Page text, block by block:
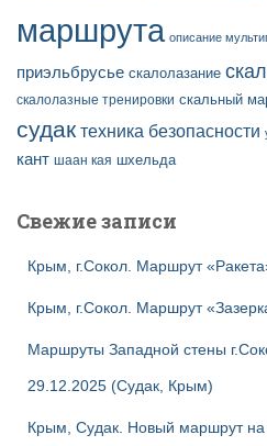
маршрута описание
приэльбрусье скалолазание
скалолазные тренировки скальный
судак техника безопасности
кант шаан кая шхельда
Свежие записи
Крым, г.Сокол. Маршрут
Крым, г.Сокол. Маршрут
Маршруты Западной стены
29.12.2025 (Судак, Крым)
Крым, Судак. Новый маршрут на